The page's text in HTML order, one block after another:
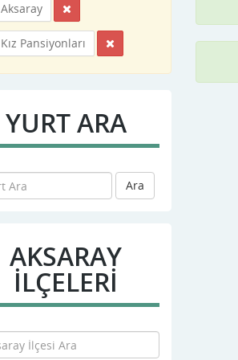
Aksaray
Kız Pansiyonları
YURT ARA
Ara
AKSARAY
İLÇELERİ